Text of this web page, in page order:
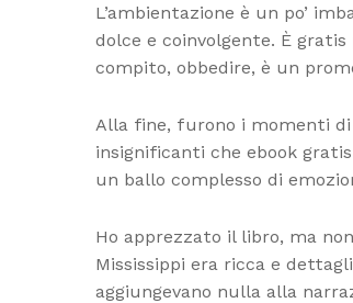
L’ambientazione è un po’
dolce e coinvolgente. È
compito, obbedire, è un
Alla fine, furono i momenti di
insignificanti che ebook
un ballo complesso di
Ho apprezzato il libro, ma
Mississippi era ricca e
aggiungevano nulla alla